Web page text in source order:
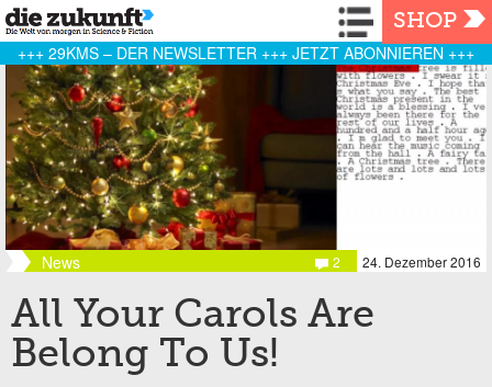
Navigation
SHOP
+++ 29KMS – DER NEWSLETTER +++ JETZT ABONNIEREN +++
News 24. Dezember 2016
2
All Your Carols Are
Belong To Us!